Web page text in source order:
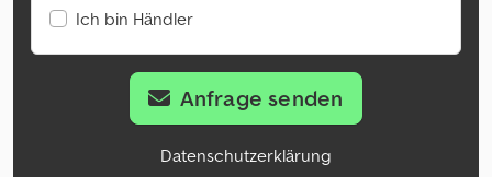
Ich bin Händler
Anfrage senden
Datenschutzerklärung